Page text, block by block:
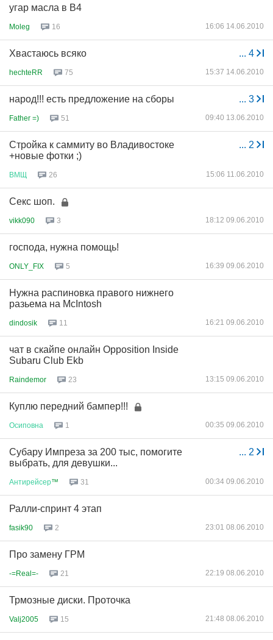
угар масла в В4
Moleg 16 16:06 14.06.2010
... 4
Хвастаюсь всяко
hechteRR 75 15:37 14.06.2010
... 3
народ!!! есть предложение на сборы
Father =) 51 09:40 13.06.2010
... 2
Стройка к саммиту во Владивостоке
+новые фотки ;)
ВМЩ 26 15:06 11.06.2010
Секс шоп.
vikk090 3 18:12 09.06.2010
господа, нужна помощь!
ONLY_FIX 5 16:39 09.06.2010
Нужна распиновка правого нижнего
разьема на McIntosh
dindosik 11 16:21 09.06.2010
чат в скайпе онлайн Opposition Inside
Subaru Club Ekb
Raindemor 23 13:15 09.06.2010
Куплю передний бампер!!!
Осиповна 1 00:35 09.06.2010
... 2
Субару Импреза за 200 тыс, помогите
выбрать, для девушки...
Антирейсер™ 31 00:34 09.06.2010
Ралли-спринт 4 этап
fasik90 2 23:01 08.06.2010
Про замену ГРМ
-=Real=- 21 22:19 08.06.2010
Трмозные диски. Проточка
Valj2005 15 21:48 08.06.2010